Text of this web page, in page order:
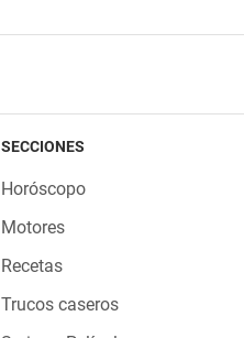
SECCIONES
Horóscopo
Motores
Recetas
Trucos caseros